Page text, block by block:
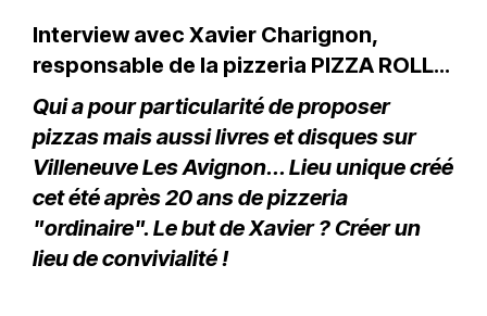
Interview avec Xavier Charignon,
responsable de la pizzeria PIZZA ROLL...
Qui a pour particularité de proposer
pizzas mais aussi livres et disques sur
Villeneuve Les Avignon... Lieu unique créé
cet été après 20 ans de pizzeria
"ordinaire". Le but de Xavier ? Créer un
lieu de convivialité !